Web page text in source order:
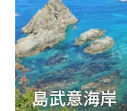
島武意海岸